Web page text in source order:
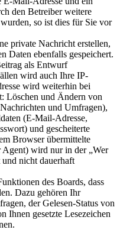
den Betreiber weitere
so ist dies für Sie vor
private Nachricht erstellen,
Daten ebenfalls gespeichert.
als Entwurf
wird auch Ihre IP-
wird weiterhin bei
Löschen und Ändern von
und Umfragen),
(E-Mail-Adresse,
und gescheiterte
Browser übermittelte
wird nur in der „Wer
nicht dauerhaft
des Boards, dass
Dazu gehören Ihr
der Gelesen-Status von
Ihnen gesetzte Lesezeichen